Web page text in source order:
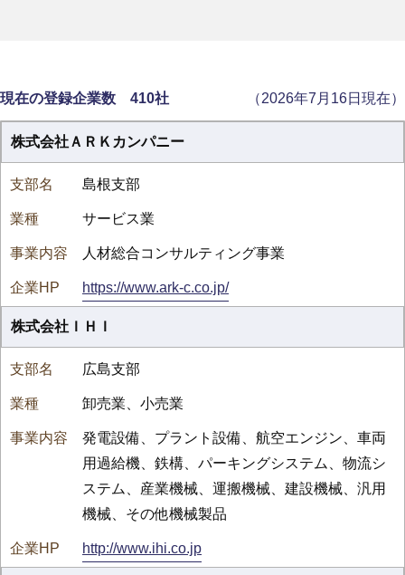
現在の登録企業数 410社 （2026年7月16日現在）
株式会社ＡＲＫカンパニー
島根支部
サービス業
人材総合コンサルティング事業
https://www.ark-c.co.jp/
株式会社ＩＨＩ
広島支部
卸売業、小売業
発電設備、プラント設備、航空エンジン、車両
用過給機、鉄構、パーキングシステム、物流シ
ステム、産業機械、運搬機械、建設機械、汎用
機械、その他機械製品
http://www.ihi.co.jp